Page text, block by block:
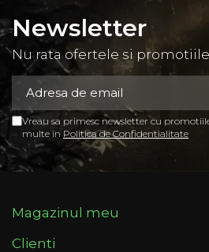
Newsletter
Nu rata ofertele si
Vreau sa primesc newsletter cu
multe in Politica de Confidentialitate
Magazinul meu
Clienti